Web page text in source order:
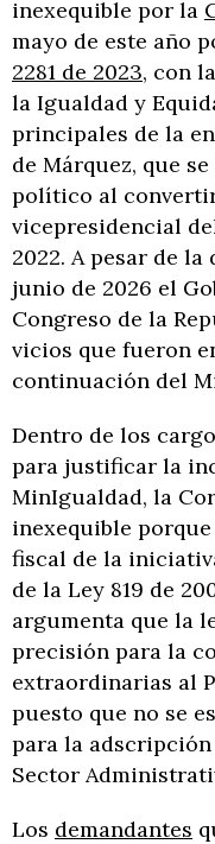
inexequible por la
mayo de este año
2281 de 2023, con
la Igualdad y
principales de la
de Márquez, que
político al
vicepresidencial
2022. A pesar de
junio de 2026 el
Congreso de la
vicios que fueron
continuación del
Dentro de los
para justificar la
MinIgualdad, la
inexequible
fiscal de la
de la Ley 819 de
argumenta que la
precisión para la
extraordinarias al
puesto que no se
para la
Sector
Los demandantes